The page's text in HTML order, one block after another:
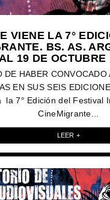
VIENE LA 7°
BS. AS.
19 DE OCTUBRE
DE HABER CONVOCADO
EN SUS SEIS
la 7° Edición del Festival
CineMigrante...
LEER +